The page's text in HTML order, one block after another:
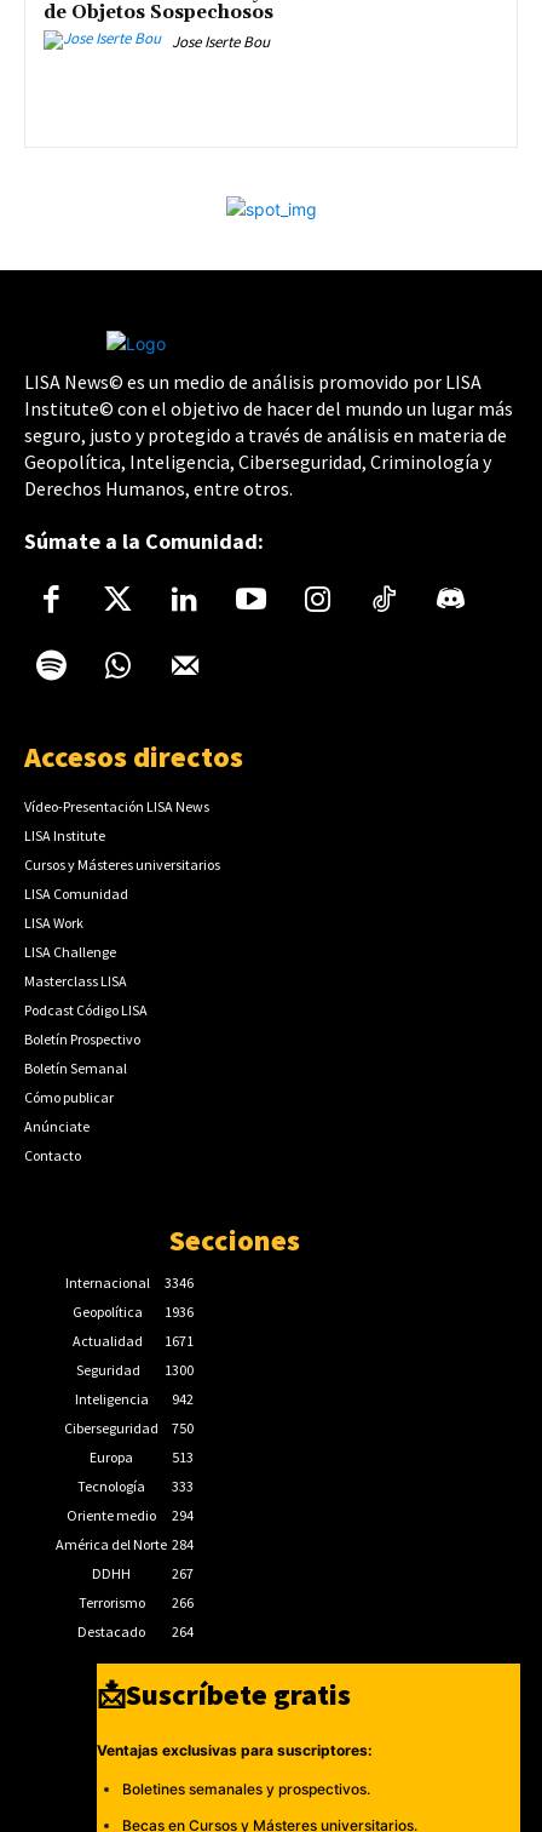
de Objetos Sospechosos
Jose Iserte Bou
LISA News© es un medio de análisis promovido por LISA
Institute© con el objetivo de hacer del mundo un lugar más
seguro, justo y protegido a través de análisis en materia de
Geopolítica, Inteligencia, Ciberseguridad, Criminología y
Derechos Humanos, entre otros.
Súmate a la Comunidad:
Accesos directos
Vídeo-Presentación LISA News
LISA Institute
Cursos y Másteres universitarios
LISA Comunidad
LISA Work
LISA Challenge
Masterclass LISA
Podcast Código LISA
Boletín Prospectivo
Boletín Semanal
Cómo publicar
Anúnciate
Contacto
Secciones
Internacional
3346
Geopolítica
1936
Actualidad
1671
Seguridad
1300
Inteligencia
942
Ciberseguridad
750
Europa
513
Tecnología
333
Oriente medio
294
América del Norte 284
DDHH
267
Terrorismo
266
Destacado
264
📩Suscríbete gratis
Ventajas exclusivas para suscriptores:
Boletines semanales y prospectivos.
Becas en Cursos y Másteres universitarios.